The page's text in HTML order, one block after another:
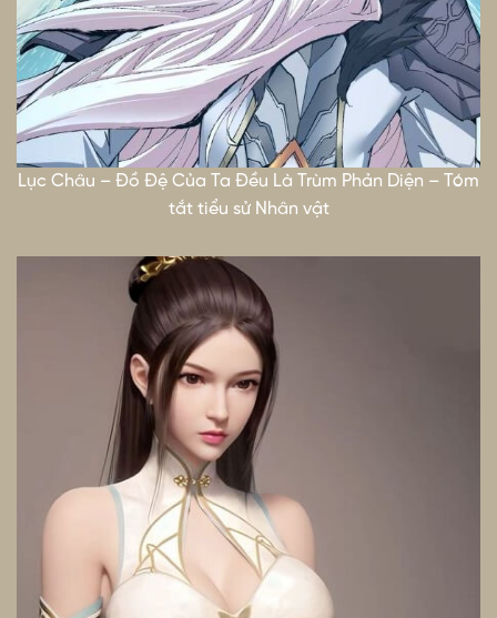
Lục Châu – Đồ Đệ Của Ta Đều Là Trùm Phản Diện – Tóm
tắt tiểu sử Nhân vật